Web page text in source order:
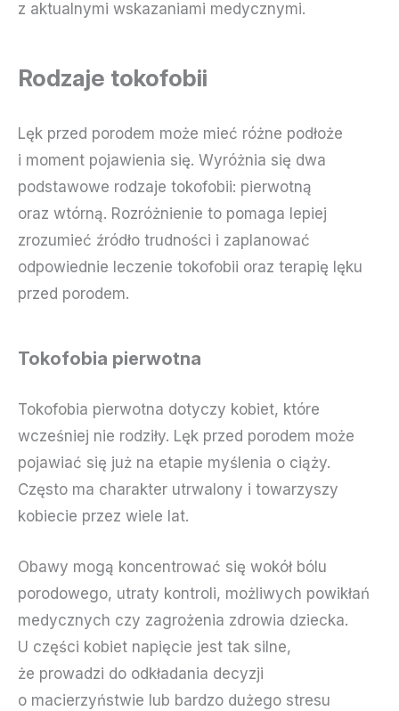
z aktualnymi wskazaniami medycznymi.
Rodzaje tokofobii
Lęk przed porodem może mieć różne podłoże
i moment pojawienia się. Wyróżnia się dwa
podstawowe rodzaje tokofobii: pierwotną
oraz wtórną. Rozróżnienie to pomaga lepiej
zrozumieć źródło trudności i zaplanować
odpowiednie leczenie tokofobii oraz terapię lęku
przed porodem.
Tokofobia pierwotna
Tokofobia pierwotna dotyczy kobiet, które
wcześniej nie rodziły. Lęk przed porodem może
pojawiać się już na etapie myślenia o ciąży.
Często ma charakter utrwalony i towarzyszy
kobiecie przez wiele lat.
Obawy mogą koncentrować się wokół bólu
porodowego, utraty kontroli, możliwych powikłań
medycznych czy zagrożenia zdrowia dziecka.
U części kobiet napięcie jest tak silne,
że prowadzi do odkładania decyzji
o macierzyństwie lub bardzo dużego stresu